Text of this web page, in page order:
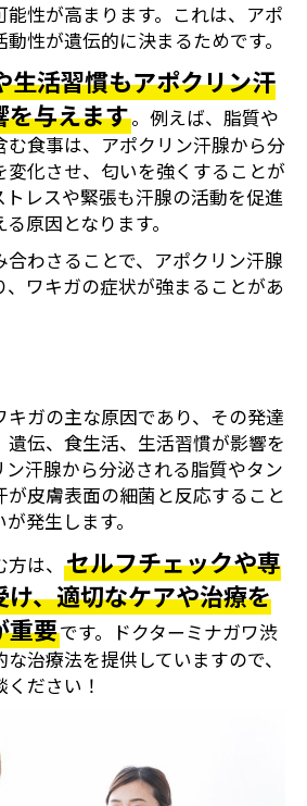
性が高まります。これは、アポ
性が遺伝的に決まるためです。
生活習慣もアポクリン汗
を与えます。例えば、脂質や
む食事は、アポクリン汗腺から分
変化させ、匂いを強くすることが
トレスや緊張も汗腺の活動を促進
原因となります。
合わさることで、アポクリン汗腺
ワキガの症状が強まることがあ
キガの主な原因であり、その発達
遺伝、食生活、生活習慣が影響を
汗腺から分泌される脂質やタン
が皮膚表面の細菌と反応すること
発生します。
は、 セルフチェックや専
、適切なケアや治療を
重要です。ドクターミナガワ渋
治療法を提供していますので、
ださい！